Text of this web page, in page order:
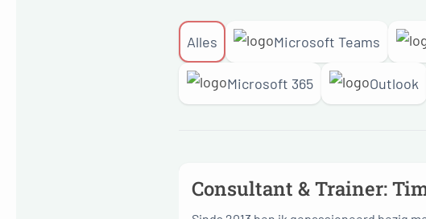
Alles Microsoft Teams
Microsoft 365 Outlook
Consultant & Trainer: